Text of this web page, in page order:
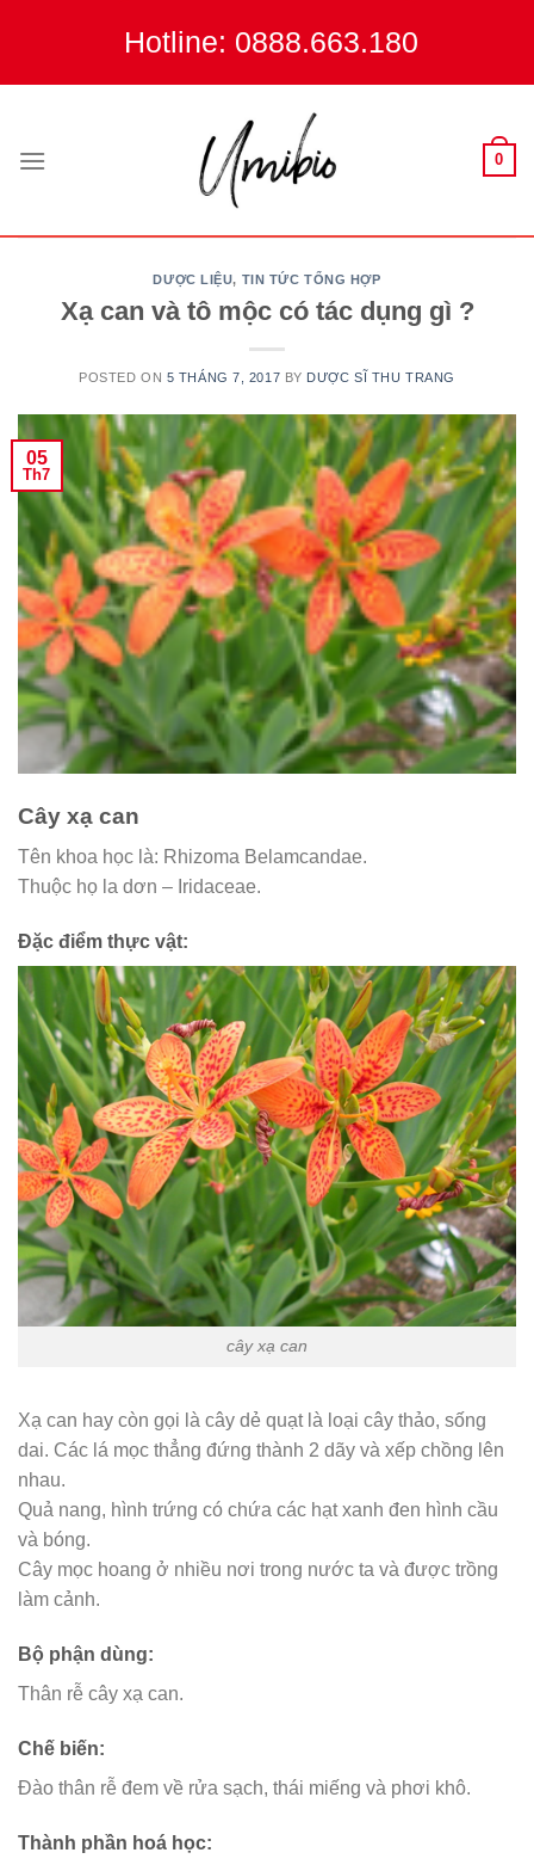
Hotline: 0888.663.180
0
DƯỢC LIỆU, TIN TỨC TỔNG HỢP
Xạ can và tô mộc có tác dụng gì ?
POSTED ON 5 THÁNG 7, 2017 BY DƯỢC SĨ THU TRANG
05
Th7
Cây xạ can
Tên khoa học là: Rhizoma Belamcandae.
Thuộc họ la dơn – Iridaceae.
Đặc điểm thực vật:
cây xạ can
Xạ can hay còn gọi là cây dẻ quạt là loại cây thảo, sống
dai. Các lá mọc thẳng đứng thành 2 dãy và xếp chồng lên
nhau.
Quả nang, hình trứng có chứa các hạt xanh đen hình cầu
và bóng.
Cây mọc hoang ở nhiều nơi trong nước ta và được trồng
làm cảnh.
Bộ phận dùng:
Thân rễ cây xạ can.
Chế biến:
Đào thân rễ đem về rửa sạch, thái miếng và phơi khô.
Thành phần hoá học: